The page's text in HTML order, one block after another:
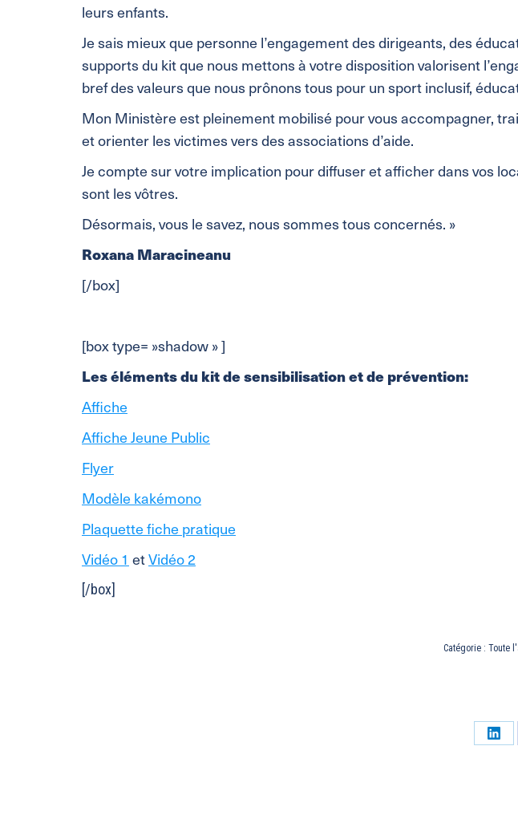
leurs enfants.
Je sais mieux que personne l’engagement des dirigeants, des
supports du kit que nous mettons à votre disposition valorisent
bref des valeurs que nous prônons tous pour un sport inclusif,
Mon Ministère est pleinement mobilisé pour vous accompagner,
et orienter les victimes vers des associations d’aide.
Je compte sur votre implication pour diffuser et afficher dans vos
sont les vôtres.
Désormais, vous le savez, nous sommes tous concernés. »
Roxana Maracineanu
[/box]
[box type= »shadow » ]
Les éléments du kit de sensibilisation et de prévention:
Affiche
Affiche Jeune Public
Flyer
Modèle kakémono
Plaquette fiche pratique
Vidéo 1 etVidéo 2
[/box]
Catégorie : Toute